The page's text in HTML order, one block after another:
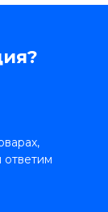
ответим